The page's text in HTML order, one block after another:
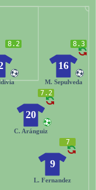
8.3
16
M. Sepulveda
8.2
7.2
20
C. Aránguiz
7
9
L. Fernandez